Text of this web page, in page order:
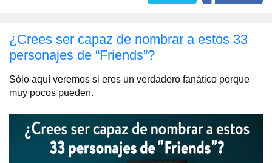
¿Crees ser capaz de nombrar a estos 33
personajes de “Friends”?
Sólo aquí veremos si eres un verdadero fanático porque
muy pocos pueden.